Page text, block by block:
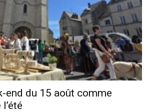
end du 15 août comme